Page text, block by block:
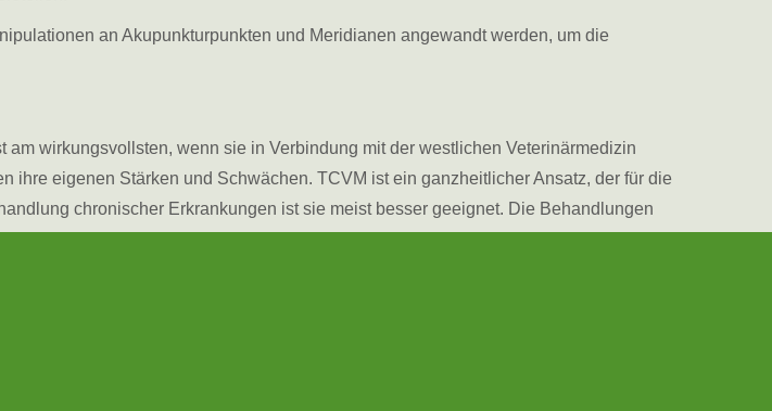
an Akupunkturpunkten und Meridianen angewandt werden, um die
wirkungsvollsten, wenn sie in Verbindung mit der westlichen Veterinärmedizin
eigenen Stärken und Schwächen. TCVM ist ein ganzheitlicher Ansatz, der für die
chronischer Erkrankungen ist sie meist besser geeignet. Die Behandlungen